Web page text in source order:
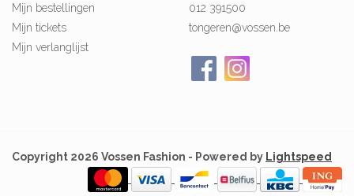
Mijn bestellingen
Mijn tickets
Mijn verlanglijst
012 391500
tongeren@vossen.be
Copyright 2026 Vossen Fashion - Powered by Lightspeed